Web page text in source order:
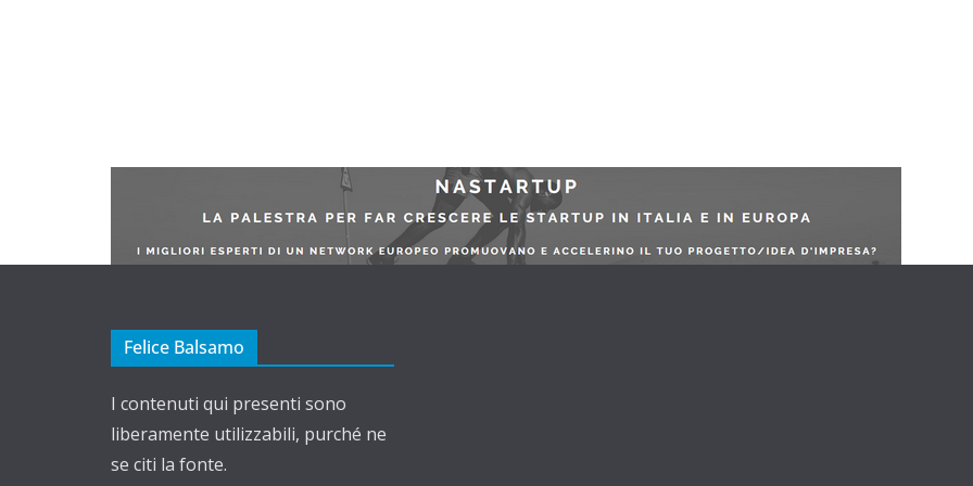
Felice Balsamo
I contenuti qui presenti sono
liberamente utilizzabili, purché ne
se citi la fonte.